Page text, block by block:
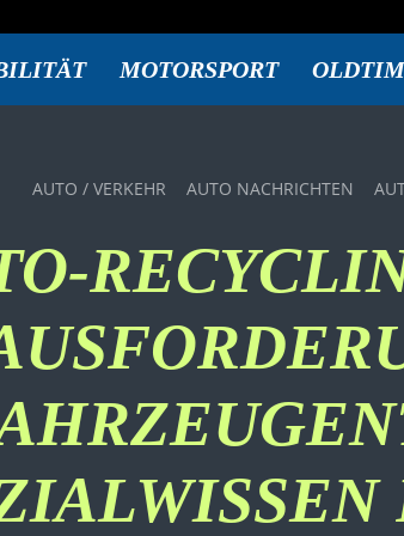
MOTORSPORT
AUTO / VERKEHR AUTO NACHRICHTEN